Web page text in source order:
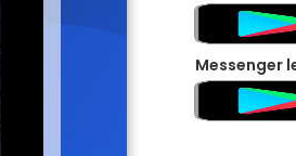
Messenger